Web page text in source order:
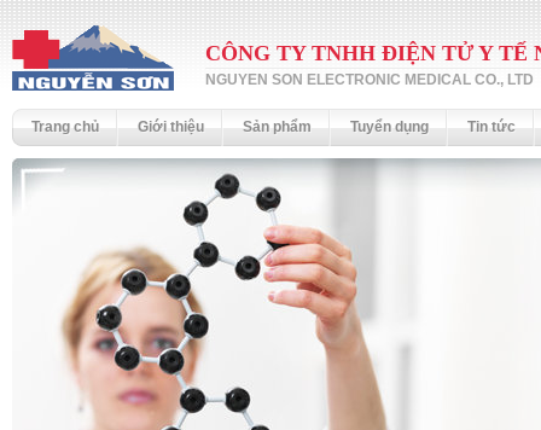
CÔNG TY TNHH ĐIỆN TỬ Y TẾ
NGUYEN SON ELECTRONIC MEDICAL CO., LTD
Trang chủ Giới thiệu Sản phẩm Tuyển dụng Tin tức